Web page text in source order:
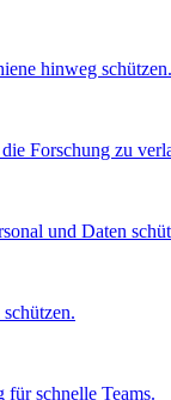
hinweg schützen.
Forschung zu
und Daten
für schnelle Teams.